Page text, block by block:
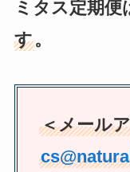
ミタス定期便
す。
＜メール